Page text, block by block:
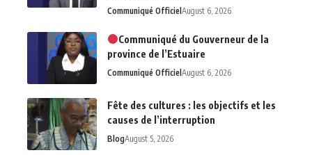
Communiqué Officiel August 6, 2026
Communiqué du Gouverneur de la
province de l’Estuaire
Communiqué Officiel August 6, 2026
Fête des cultures : les objectifs et les
causes de l’interruption
BlogAugust 5, 2026